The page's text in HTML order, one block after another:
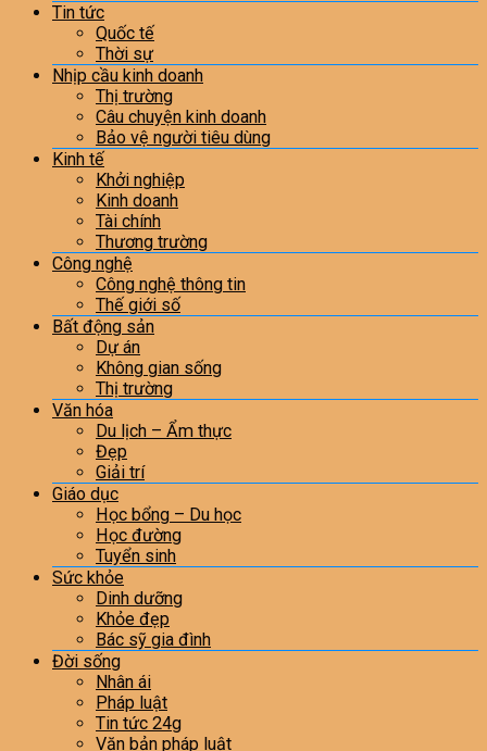
Tin tức
Quốc tế
Thời sự
Nhịp cầu kinh doanh
Thị trường
Câu chuyện kinh doanh
Bảo vệ người tiêu dùng
Kinh tế
Khởi nghiệp
Kinh doanh
Tài chính
Thương trường
Công nghệ
Công nghệ thông tin
Thế giới số
Bất động sản
Dự án
Không gian sống
Thị trường
Văn hóa
Du lịch – Ẩm thực
Đẹp
Giải trí
Giáo dục
Học bổng – Du học
Học đường
Tuyển sinh
Sức khỏe
Dinh dưỡng
Khỏe đẹp
Bác sỹ gia đình
Đời sống
Nhân ái
Pháp luật
Tin tức 24g
Văn bản pháp luật